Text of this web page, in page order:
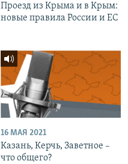
Проезд из Крыма и в Крым:
новые правила России и ЕС
16 МАЯ 2021
Казань, Керчь, Заветное –
что общего?